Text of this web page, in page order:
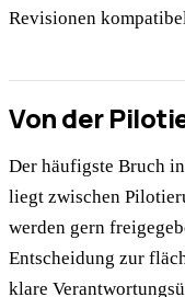
Revisionen
Von der
Der häufigste Bruch
liegt zwischen
werden gern
Entscheidung zur
klare